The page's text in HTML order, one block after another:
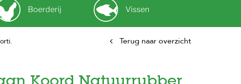
Boerderij Vissen
Terug naar overzicht